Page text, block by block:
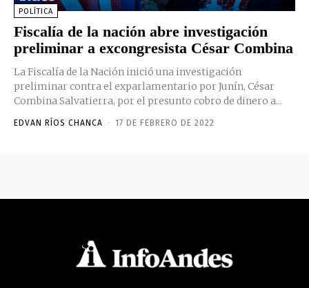
POLÍTICA
Fiscalía de la nación abre investigación
preliminar a excongresista César Combina
La Fiscalía de la Nación inició una investigación
preliminar contra el exparlamentario por Junín, César
Combina Salvatierra, por el presunto cobro de dinero a...
EDVAN RÍOS CHANCA - 17 DE FEBRERO DE 2022